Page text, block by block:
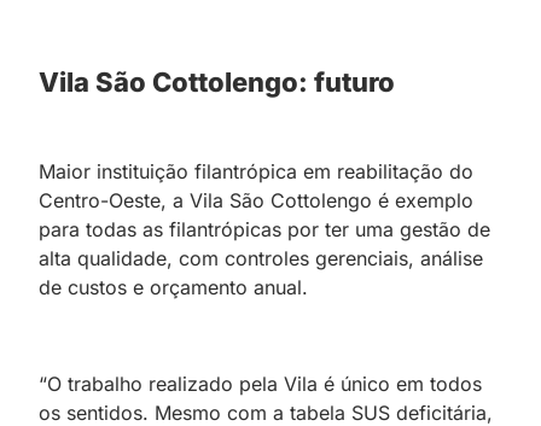
Vila São Cottolengo: futuro
Maior instituição filantrópica em reabilitação do
Centro-Oeste, a Vila São Cottolengo é exemplo
para todas as filantrópicas por ter uma gestão de
alta qualidade, com controles gerenciais, análise
de custos e orçamento anual.
“O trabalho realizado pela Vila é único em todos
os sentidos. Mesmo com a tabela SUS deficitária,